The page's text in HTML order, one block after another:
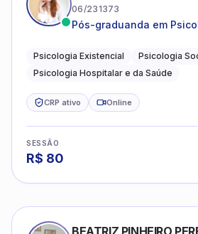
06/231373
Pós-graduanda em
da Saúde.
Psicologia Existencial
Psicologia
Psicologia Hospitalar e da Saúde
CRP ativo Online
SESSÃO
R$ 80
BEATRIZ PINHEIRO